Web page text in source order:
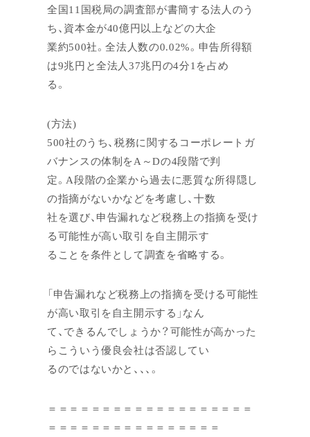
全国11国税局の調査部が書簡する法人のう
ち、資本金が40億円以上などの大企
業約500社。全法人数の0.02%。申告所得額
は9兆円と全法人37兆円の4分1を占め
る。
(方法)
500社のうち、税務に関するコーポレートガ
バナンスの体制をA～Dの4段階で判
定。A段階の企業から過去に悪質な所得隠し
の指摘がないかなどを考慮し、十数
社を選び、申告漏れなど税務上の指摘を受け
る可能性が高い取引を自主開示す
ることを条件として調査を省略する。
「申告漏れなど税務上の指摘を受ける可能性
が高い取引を自主開示する」なん
て、できるんでしょうか？可能性が高かった
らこういう優良会社は否認してい
るのではないかと、、、。
＝＝＝＝＝＝＝＝＝＝＝＝＝＝＝＝＝＝＝
＝＝＝＝＝＝＝＝＝＝＝＝＝＝＝＝